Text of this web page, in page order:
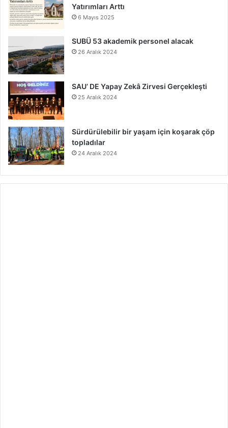
Yatırımları Arttı
6 Mayıs 2025
SUBÜ 53 akademik personel alacak
26 Aralık 2024
SAU’ DE Yapay Zekâ Zirvesi Gerçekleşti
25 Aralık 2024
Sürdürülebilir bir yaşam için koşarak çöp
topladılar
24 Aralık 2024